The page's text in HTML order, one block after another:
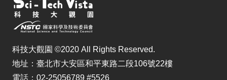
科技大觀園 ©2020 All Rights Reserved.
地址：臺北市大安區和平東路二段106號22樓
電話：02-25056789 #5526